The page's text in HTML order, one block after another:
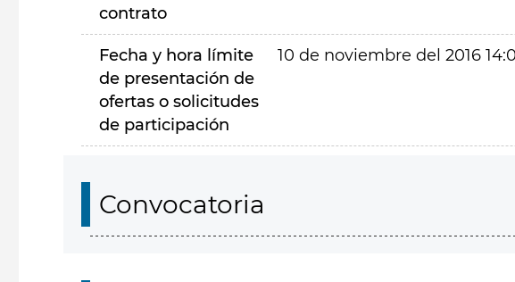
contrato
Fecha y hora límite
de presentación de
ofertas o solicitudes
de participación
10 de noviembre del 2016
Convocatoria